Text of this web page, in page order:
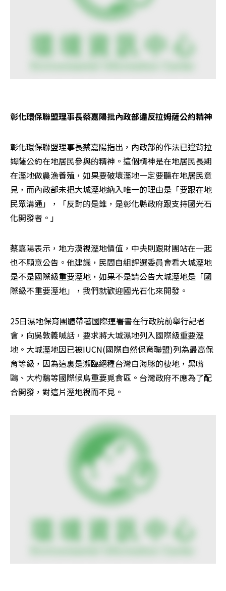
彰化環保聯盟理事長蔡嘉陽批內政部違反拉姆薩公約精神
彰化環保聯盟理事長蔡嘉陽指出，內政部的作法已違背拉
姆薩公約在地居民參與的精神。這個精神是在地居民長期
在溼地做農漁養殖，如果要破壞溼地一定要聽在地居民意
見，而內政部未把大城溼地納入唯一的理由是「要跟在地
民眾溝通」，「反對的是誰，是彰化縣政府跟支持國光石
化開發者。」
蔡嘉陽表示，地方漠視溼地價值，中央則跟財團站在一起
也不願意公告。他建議，民間自組評選委員會看大城溼地
是不是國際級重要溼地，如果不是請公告大城溼地是「國
際級不重要溼地」，我們就歡迎國光石化來開發。
25日濕地保育團體帶著國際連署書在行政院前舉行記者
會，向吳敦義喊話，要求將大城濕地列入國際級重要溼
地。大城溼地因已被IUCN(國際自然保育聯盟)列為最高保
育等級，因為這裏是瀕臨絕種台灣白海豚的棲地，黑嘴
鷗、大杓鷸等國際候鳥重要覓食區。台灣政府不應為了配
合開發，對這片溼地視而不見。